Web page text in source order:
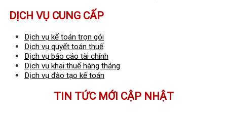
DỊCH VỤ CUNG CẤP
Dịch vụ kế toán trọn gói
Dịch vụ quyết toán thuế
Dịch vụ báo cáo tài chính
Dịch vụ khai thuế hàng tháng
Dịch vụ đào tạo kế toán
TIN TỨC MỚI CẬP NHẬT